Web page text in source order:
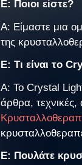
Ε: Ποιοι είστε?
Α: Είμαστε μια
της
Ε: Τι είναι το
A: Το Crystal
άρθρα,
Ε: Πουλάτε